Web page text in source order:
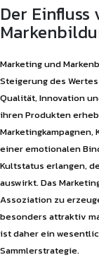
Der
Marketing und
Steigerung des
Qualität, Innovation
ihren Produkten
einer emotionalen
Kultstatus erlangen,
auswirkt. Das
Assoziation zu
besonders attraktiv
ist daher ein
Sammlerstrategie.